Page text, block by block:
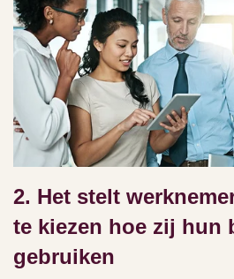
2. Het stelt
te kiezen hoe zij hun
gebruiken